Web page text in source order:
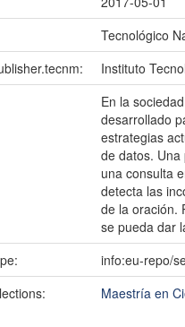
Tecnológico
Instituto
En la
desarrollado
estrategias
de datos.
una consulta
detecta las
de la oración.
se pueda dar
info:eu-repo/
Maestría en